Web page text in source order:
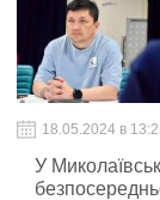
18.05.2024 в
У